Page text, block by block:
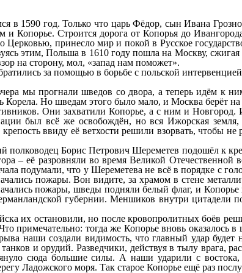
в 1590 год. Только что царь Фёдор, сын Ивана
Копорье. Строится дорога от Копорья до
Церковью, принесло мир и покой в Русское
этим, Польша в 1610 году пошла на Москву,
на сторону, мол, «запад нам поможет».
за помощью в борьбе с польской
мы прогнали шведов со двора, а теперь идём к
Корела. Но шведам этого было мало, и Москва берёт
Они захватили Копорье, а с ним и
был всё же освобождён, но вся Ижорская земля,
ввиду её ветхости решили взорвать, чтобы
полководец Борис Петрович Шереметев подошёл к
– её разровняли во время Великой
подумали, что у Шереметева не всё в порядке с
пожары. Вон видите, за храмом в стене
пожары, шведы подняли белый флаг, и
губернии. Меншиков внутри цитадели
их остановили, но после кровопролитных боёв
примечательно: тогда же Копорье вновь оказалось
наши создали видимость, что главный удар
и орудий. Разведчики, действуя в тылу врага,
сюда большие силы. А наши ударили с
Ладожского моря. Так старое Копорье ещё раз